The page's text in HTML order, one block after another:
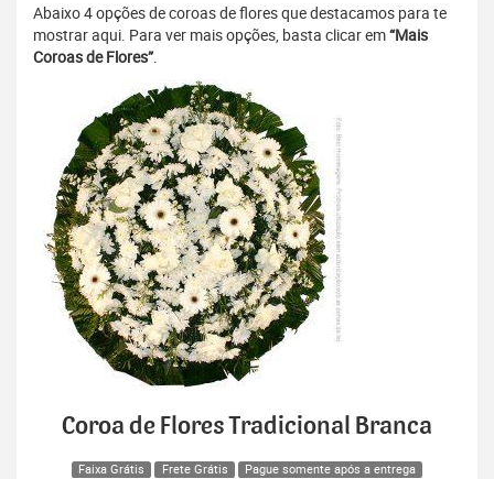
Abaixo 4 opções de coroas de flores que destacamos para te
mostrar aqui. Para ver mais opções, basta clicar em“Mais
Coroas de Flores”.
Coroa de Flores Tradicional Branca
Faixa Grátis Frete Grátis Pague somente após a entrega